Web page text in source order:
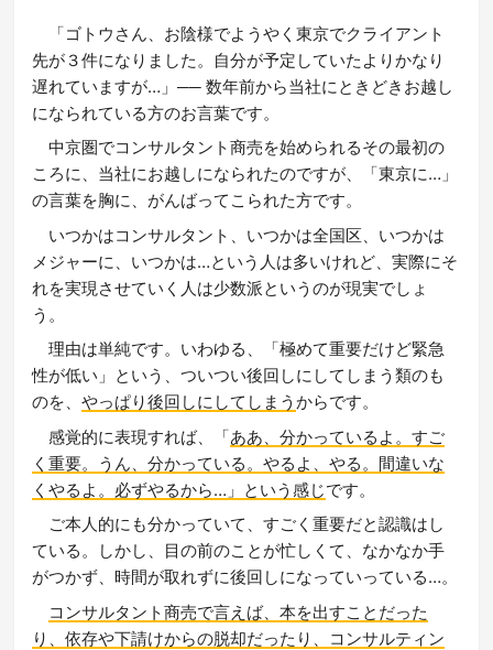
「ゴトウさん、お陰様でようやく東京でクライアント
先が３件になりました。自分が予定していたよりかなり
遅れていますが…」── 数年前から当社にときどきお越し
になられている方のお言葉です。
中京圏でコンサルタント商売を始められるその最初の
ころに、当社にお越しになられたのですが、「東京に…」
の言葉を胸に、がんばってこられた方です。
いつかはコンサルタント、いつかは全国区、いつかは
メジャーに、いつかは…という人は多いけれど、実際にそ
れを実現させていく人は少数派というのが現実でしょ
う。
理由は単純です。いわゆる、「極めて重要だけど緊急
性が低い」という、ついつい後回しにしてしまう類のも
のを、やっぱり後回しにしてしまうからです。
感覚的に表現すれば、「ああ、分かっているよ。すご
く重要。うん、分かっている。やるよ、やる。間違いな
くやるよ。必ずやるから…」という感じです。
ご本人的にも分かっていて、すごく重要だと認識はし
ている。しかし、目の前のことが忙しくて、なかなか手
がつかず、時間が取れずに後回しになっていっている…。
コンサルタント商売で言えば、本を出すことだった
り、依存や下請けからの脱却だったり、コンサルティン